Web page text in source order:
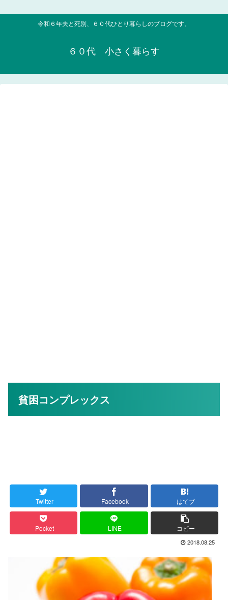
令和６年夫と死別、６０代ひとり暮らしのブログです。
６０代 小さく暮らす
貧困コンプレックス
Twitter Facebook はてブ
Pocket LINE コピー
2018.08.25